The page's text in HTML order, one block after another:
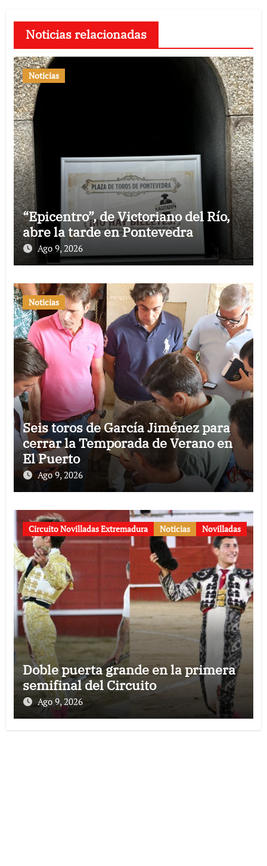
Noticias relacionadas
Noticias
“Epicentro”, de Victoriano del Río,
abre la tarde en Pontevedra
Ago 9, 2026
Noticias
Seis toros de García Jiménez para
cerrar la Temporada de Verano en
El Puerto
Ago 9, 2026
Circuito Novilladas Extremadura Noticias Novilladas
Doble puerta grande en la primera
semifinal del Circuito
Ago 9, 2026